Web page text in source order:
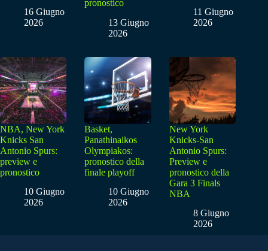
16 Giugno
2026
pronostico
13 Giugno
2026
11 Giugno
2026
NBA, New York
Knicks San
Antonio Spurs:
preview e
pronostico
10 Giugno
2026
Basket,
Panathinaikos
Olympiakos:
pronostico della
finale playoff
10 Giugno
2026
New York
Knicks-San
Antonio Spurs:
Preview e
pronostico della
Gara 3 Finals
NBA
8 Giugno
2026